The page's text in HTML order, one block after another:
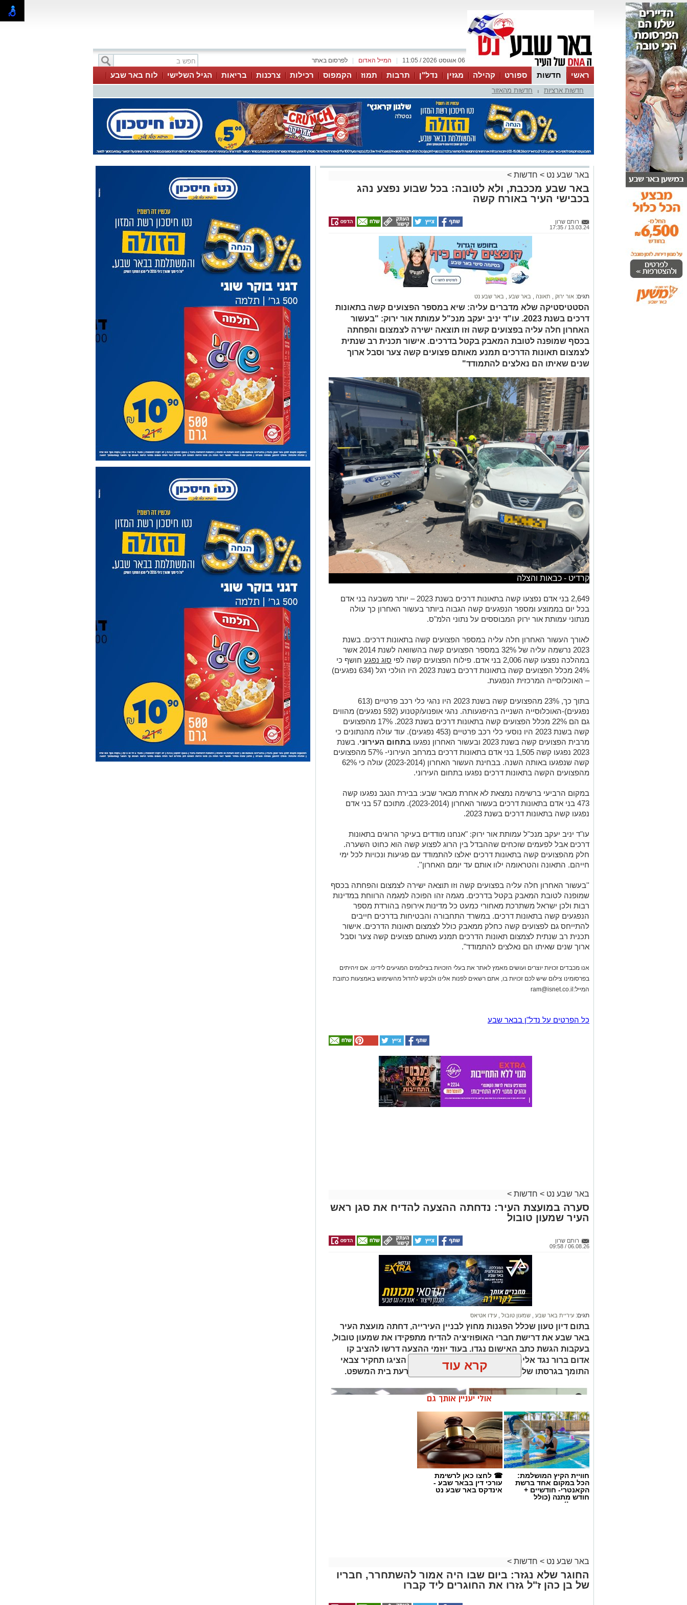
לפרסום באתר המייל האדום 06 אוגוסט 2026 / 11:05
ראשי חדשות ספורט קהילה מגזין נדל"ן תרבות תמוז הקמפוס רכילות צרכנות בריאות הגיל השלישי
לוח באר שבע
עסקים
טיפים והמלצותחדשות ארציות חדשות מהאזור
באר שבע נט > חדשות >
באר שבע מככבת, ולא לטובה: בכל שבוע נפצע נהג
בכבישי העיר באורח קשה
רותם שרון
13.03.24 / 17:35
תגים: אור ירוק תאונה באר שבע באר שבע נט
הסטטיסטיקה שלא מדברים עליה: שיא במספר הפצועים קשה בתאונות
דרכים בשנת 2023. עו"ד יניב יעקב מנכ"ל עמותת אור ירוק: "בעשור
האחרון חלה עליה בפצועים קשה וזו תוצאה ישירה לצמצום והפחתה
בכסף שמופנה לטובת המאבק בקטל בדרכים. אישור תכנית רב שנתית
לצמצום תאונות הדרכים תמנע מאותם פצועים קשה צער וסבל ארוך
שנים שאיתו הם נאלצים להתמודד"
קרדיט - כבאות והצלה
2,649 בני אדם נפצעו קשה בתאונות דרכים בשנת 2023 – יותר משבעה בני אדם
בכל יום בממוצע ומספר הנפגעים קשה הגבוה ביותר בעשור האחרון כך עולה
מנתוני עמותת אור ירוק המבוססים על נתוני הלמ"ס.
לאורך העשור האחרון חלה עליה במספר הפצועים קשה בתאונות דרכים. בשנת
2023 נרשמה עליה של 32% במספר הפצועים קשה בהשוואה לשנת 2014 אשר
במהלכה נפצעו קשה 2,006 בני אדם. פילוח הפצועים קשה לפי
סוג נפגע חושף כי
24% מכלל הפצועים קשה בתאונות דרכים בשנת 2023 היו הולכי רגל (634 נפגעים)
– האוכלוסייה המרכזית הנפגעת.
בתוך כך, 23% מהפצועים קשה בשנת 2023 היו נהגי כלי רכב פרטיים (613
נפגעים)-האוכלוסייה השנייה בהיפגעותה. נהגי אופנוע/קטנוע (592 נפגעים) מהווים
גם הם 22% מכלל הפצועים קשה בתאונות דרכים בשנת 2023. 17% מהפצועים
קשה בשנת 2023 היו נוסעי כלי רכב פרטיים (453 נפגעים). עוד עולה מהנתונים כי
מרבית הפצועים קשה בשנת 2023 ובעשור האחרון נפגעו
בתחום העירוני. בשנת
2023 נפגעו קשה 1,505 בני אדם בתאונות דרכים במרחב העירוני- 57% מהפצועים
קשה שנפגעו באותה השנה. בבחינת העשור האחרון (2023-2014) עולה כי 62%
מהפצועים הקשה בתאונות דרכים נפגעו בתחום העירוני.
במקום הרביעי ברשימה נמצאת לא אחרת מבאר שבע: בבירת הנגב נפגעו קשה
473 בני אדם בתאונות דרכים בעשור האחרון (2023-2014). מתוכם 57 בני אדם
נפגעו קשה בתאונות דרכים בשנת 2023.
עו"ד יניב יעקב מנכ"ל עמותת אור ירוק: "אנחנו מודדים בעיקר הרוגים בתאונות
דרכים אבל לפעמים שוכחים שההבדל בין הרוג לפצוע קשה הוא כחוט השערה.
חלק מהפצועים קשה בתאונות דרכים יאלצו להתמודד עם פגיעות ונכויות לכל ימי
חייהם. התאונה והטראומה ילוו אותם עד יומם האחרון''.
''בעשור האחרון חלה עליה בפצועים קשה וזו תוצאה ישירה לצמצום והפחתה בכסף
שמופנה לטובת המאבק בקטל בדרכים. מגמה זהו הפוכה למגמה הרווחת במדינות
רבות ולכן ישראל משתרכת מאחורי כמעט כל מדינות אירופה בהורדת מספר
הנפגעים קשה בתאונות דרכים. במשרד התחבורה והבטיחות בדרכים חייבים
להתייחס גם לפצועים קשה כחלק ממאבק כולל לצמצום תאונות הדרכים. אישור
תכנית רב שנתית לצמצום תאונות הדרכים תמנע מאותם פצועים קשה צער וסבל
ארוך שנים שאיתו הם נאלצים להתמודד".
אנו מכבדים זכויות יוצרים ועושים מאמץ לאתר את בעלי הזכויות בצילומים המגיעים לידינו. אם זיהיתים
בפרסומינו צילום שיש לכם זכויות בו, אתם רשאים לפנות אלינו ולבקש לחדול מהשימוש באמצעות כתובת
המייל:ram@isnet.co.il
כל הפרטים על נדל"ן בבאר שבע
באר שבע נט > חדשות >
סערה במועצת העיר: נדחתה ההצעה להדיח את סגן ראש
העיר שמעון טובול
רותם שרון
06.08.26 / 09:58
תגים: עיריית באר שבע שמעון טובול עידו אטיאס
בתום דיון טעון שכלל הפגנות מחוץ לבניין העירייה, דחתה מועצת העיר
באר שבע את דרישת חברי האופוזיציה להדיח מתפקידו את שמעון טובול,
בעקבות הגשת כתב האישום נגדו. בעוד יוזמי ההצעה דרשו להציב קו
אדום ברור נגד אלימות, ראש העיר והיועץ המשפטי הציגו תחקיר צבאי
התומך בגרסתו של טובול, וקבעו כי יש להמתין להכרעת בית המשפט.
קרא עוד
אולי יעניין אותך גם
חוויית הקיץ המושלמת:
הכל במקום אחד ברשת
הקאנטרי- חודשיים +
חודש מתנה (כולל
החגים!)
☎ לחצו כאן לרשימת
עורכי דין בבאר שבע -
אינדקס באר שבע נט
באר שבע נט > חדשות >
החוגר שלא נגזר: ביום שבו היה אמור להשתחרר, חבריו
של בן כהן ז"ל גזרו את החוגרים ליד קברו